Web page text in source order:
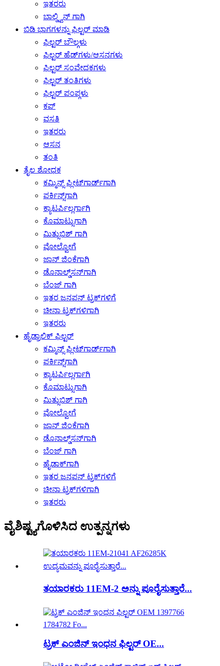
ಇತರರು
ಬಾಲ್ಡ್ವಿನ್ ಗಾಗಿ
ಬಿಡಿ ಭಾಗಗಳನ್ನು ಫಿಲ್ಟರ್ ಮಾಡಿ
ಫಿಲ್ಟರ್ ಬೌಲ್ಗಳು
ಫಿಲ್ಟರ್ ಹೆಡ್‌ಗಳು/ಆಸನಗಳು
ಫಿಲ್ಟರ್ ಸಂವೇದಕಗಳು
ಫಿಲ್ಟರ್ ತಂತಿಗಳು
ಫಿಲ್ಟರ್ ಪಂಪ್ಗಳು
ಕಪ್
ವಸತಿ
ಇತರರು
ಆಸನ
ತಂತಿ
ತೈಲ ಶೋಧಕ
ಕಮ್ಮಿನ್ಸ್ ಫ್ಲೀಟ್‌ಗಾರ್ಡ್‌ಗಾಗಿ
ಪರ್ಕಿನ್ಸ್‌ಗಾಗಿ
ಕ್ಯಾಟರ್ಪಿಲ್ಲರ್ಗಾಗಿ
ಕೊಮಾಟ್ಸುಗಾಗಿ
ಮಿತ್ಸುಬಿಶ್ ಗಾಗಿ
ವೋಲ್ವೋಗೆ
ಜಾನ್ ಜಿಂಕೆಗಾಗಿ
ಡೊನಾಲ್ಡ್‌ಸನ್‌ಗಾಗಿ
ಬೆಂಜ್ ಗಾಗಿ
ಇತರ ಜನಪನ್ ಟ್ರಕ್‌ಗಳಿಗೆ
ಚೀನಾ ಟ್ರಕ್‌ಗಳಿಗಾಗಿ
ಇತರರು
ಹೈಡ್ರಾಲಿಕ್ ಫಿಲ್ಟರ್
ಕಮ್ಮಿನ್ಸ್ ಫ್ಲೀಟ್‌ಗಾರ್ಡ್‌ಗಾಗಿ
ಪರ್ಕಿನ್ಸ್‌ಗಾಗಿ
ಕ್ಯಾಟರ್ಪಿಲ್ಲರ್ಗಾಗಿ
ಕೊಮಾಟ್ಸುಗಾಗಿ
ಮಿತ್ಸುಬಿಶ್ ಗಾಗಿ
ವೋಲ್ವೋಗೆ
ಜಾನ್ ಜಿಂಕೆಗಾಗಿ
ಡೊನಾಲ್ಡ್‌ಸನ್‌ಗಾಗಿ
ಬೆಂಜ್ ಗಾಗಿ
ಹೈಡಾಕ್‌ಗಾಗಿ
ಇತರ ಜನಪನ್ ಟ್ರಕ್‌ಗಳಿಗೆ
ಚೀನಾ ಟ್ರಕ್‌ಗಳಿಗಾಗಿ
ಇತರರು
ವೈಶಿಷ್ಟ್ಯಗೊಳಿಸಿದ ಉತ್ಪನ್ನಗಳು
ತಯಾರಕರು 11EM-2 ಅನ್ನು ಪೂರೈಸುತ್ತಾರೆ...
ಟ್ರಕ್ ಎಂಜಿನ್ ಇಂಧನ ಫಿಲ್ಟರ್ OE...